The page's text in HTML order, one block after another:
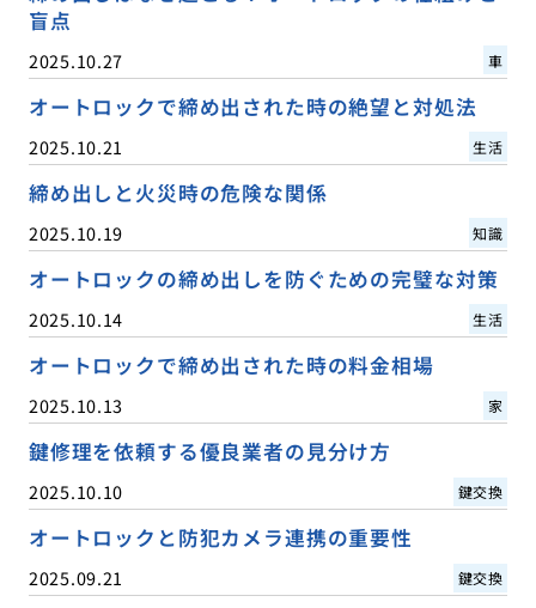
盲点
2025.10.27 車
オートロックで締め出された時の絶望と対処法
2025.10.21 生活
締め出しと火災時の危険な関係
2025.10.19 知識
オートロックの締め出しを防ぐための完璧な対策
2025.10.14 生活
オートロックで締め出された時の料金相場
2025.10.13 家
鍵修理を依頼する優良業者の見分け方
2025.10.10 鍵交換
オートロックと防犯カメラ連携の重要性
2025.09.21 鍵交換